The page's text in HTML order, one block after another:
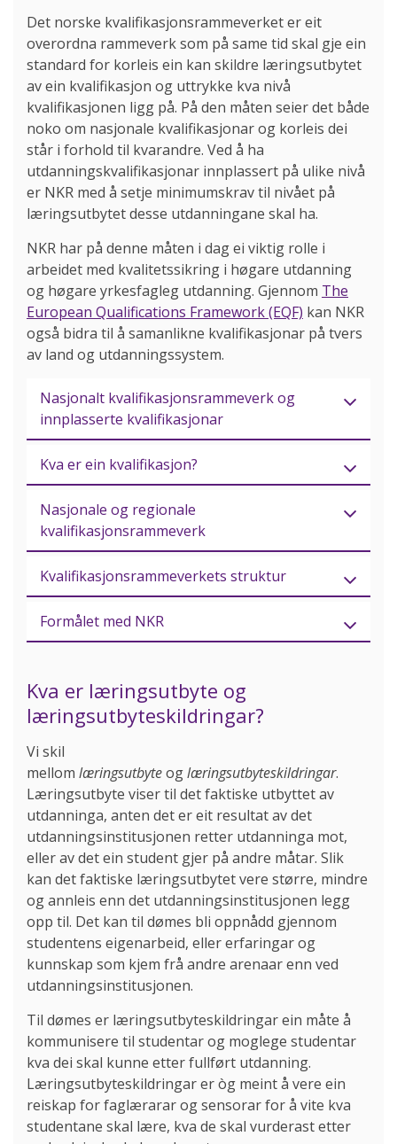
Det norske kvalifikasjonsrammeverket er eit
overordna rammeverk som på same tid skal gje ein
standard for korleis ein kan skildre læringsutbytet
av ein kvalifikasjon og uttrykke kva nivå
kvalifikasjonen ligg på. På den måten seier det både
noko om nasjonale kvalifikasjonar og korleis dei
står i forhold til kvarandre. Ved å ha
utdanningskvalifikasjonar innplassert på ulike nivå
er NKR med å setje minimumskrav til nivået på
læringsutbytet desse utdanningane skal ha.
NKR har på denne måten i dag ei viktig rolle i
arbeidet med kvalitetssikring i høgare utdanning
og høgare yrkesfagleg utdanning. Gjennom The
European Qualifications Framework (EQF) kan NKR
også bidra til å samanlikne kvalifikasjonar på tvers
av land og utdanningssystem.
Nasjonalt kvalifikasjonsrammeverk og
innplasserte kvalifikasjonar
Kva er ein kvalifikasjon?
Nasjonale og regionale
kvalifikasjonsrammeverk
Kvalifikasjonsrammeverkets struktur
Formålet med NKR
Kva er læringsutbyte og
læringsutbyteskildringar?
Vi skil
mellom læringsutbyteoglæringsutbyteskildringar.
Læringsutbyte viser til det faktiske utbyttet av
utdanninga, anten det er eit resultat av det
utdanningsinstitusjonen retter utdanninga mot,
eller av det ein student gjer på andre måtar. Slik
kan det faktiske læringsutbytet vere større, mindre
og annleis enn det utdanningsinstitusjonen legg
opp til. Det kan til dømes bli oppnådd gjennom
studentens eigenarbeid, eller erfaringar og
kunnskap som kjem frå andre arenaar enn ved
utdanningsinstitusjonen.
Til dømes er læringsutbyteskildringar ein måte å
kommunisere til studentar og moglege studentar
kva dei skal kunne etter fullført utdanning.
Læringsutbyteskildringar er òg meint å vere ein
reiskap for faglærarar og sensorar for å vite kva
studentane skal lære, kva de skal vurderast etter